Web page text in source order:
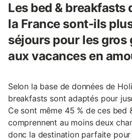
Les bed & breakfasts
la France sont-ils
séjours pour les gros
aux vacances en
Selon la base de données de
breakfasts sont adaptés pour
Ce sont même 45 % de ces bed
comprennent au moins deux
donc la destination parfaite